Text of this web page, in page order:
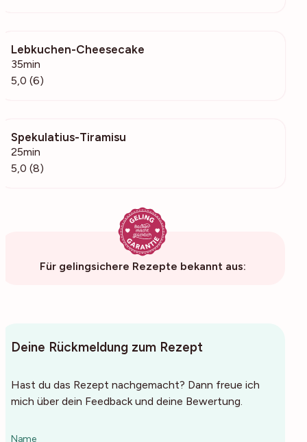
Lebkuchen-Cheesecake
35min
5,0 (6)
Spekulatius-Tiramisu
25min
5,0 (8)
Für gelingsichere Rezepte bekannt aus:
Deine Rückmeldung zum Rezept
Hast du das Rezept nachgemacht? Dann freue ich
mich über dein Feedback und deine Bewertung.
Name